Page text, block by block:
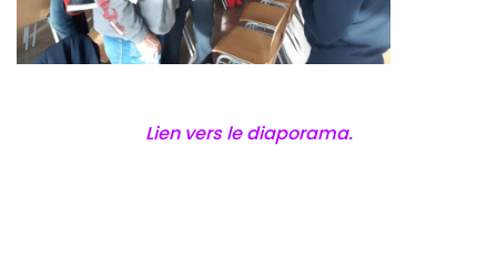
Lien vers le diaporama.